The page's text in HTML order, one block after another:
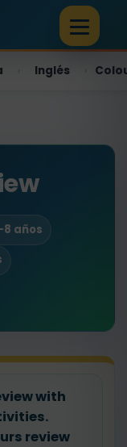
Inglés
8 años
with
review